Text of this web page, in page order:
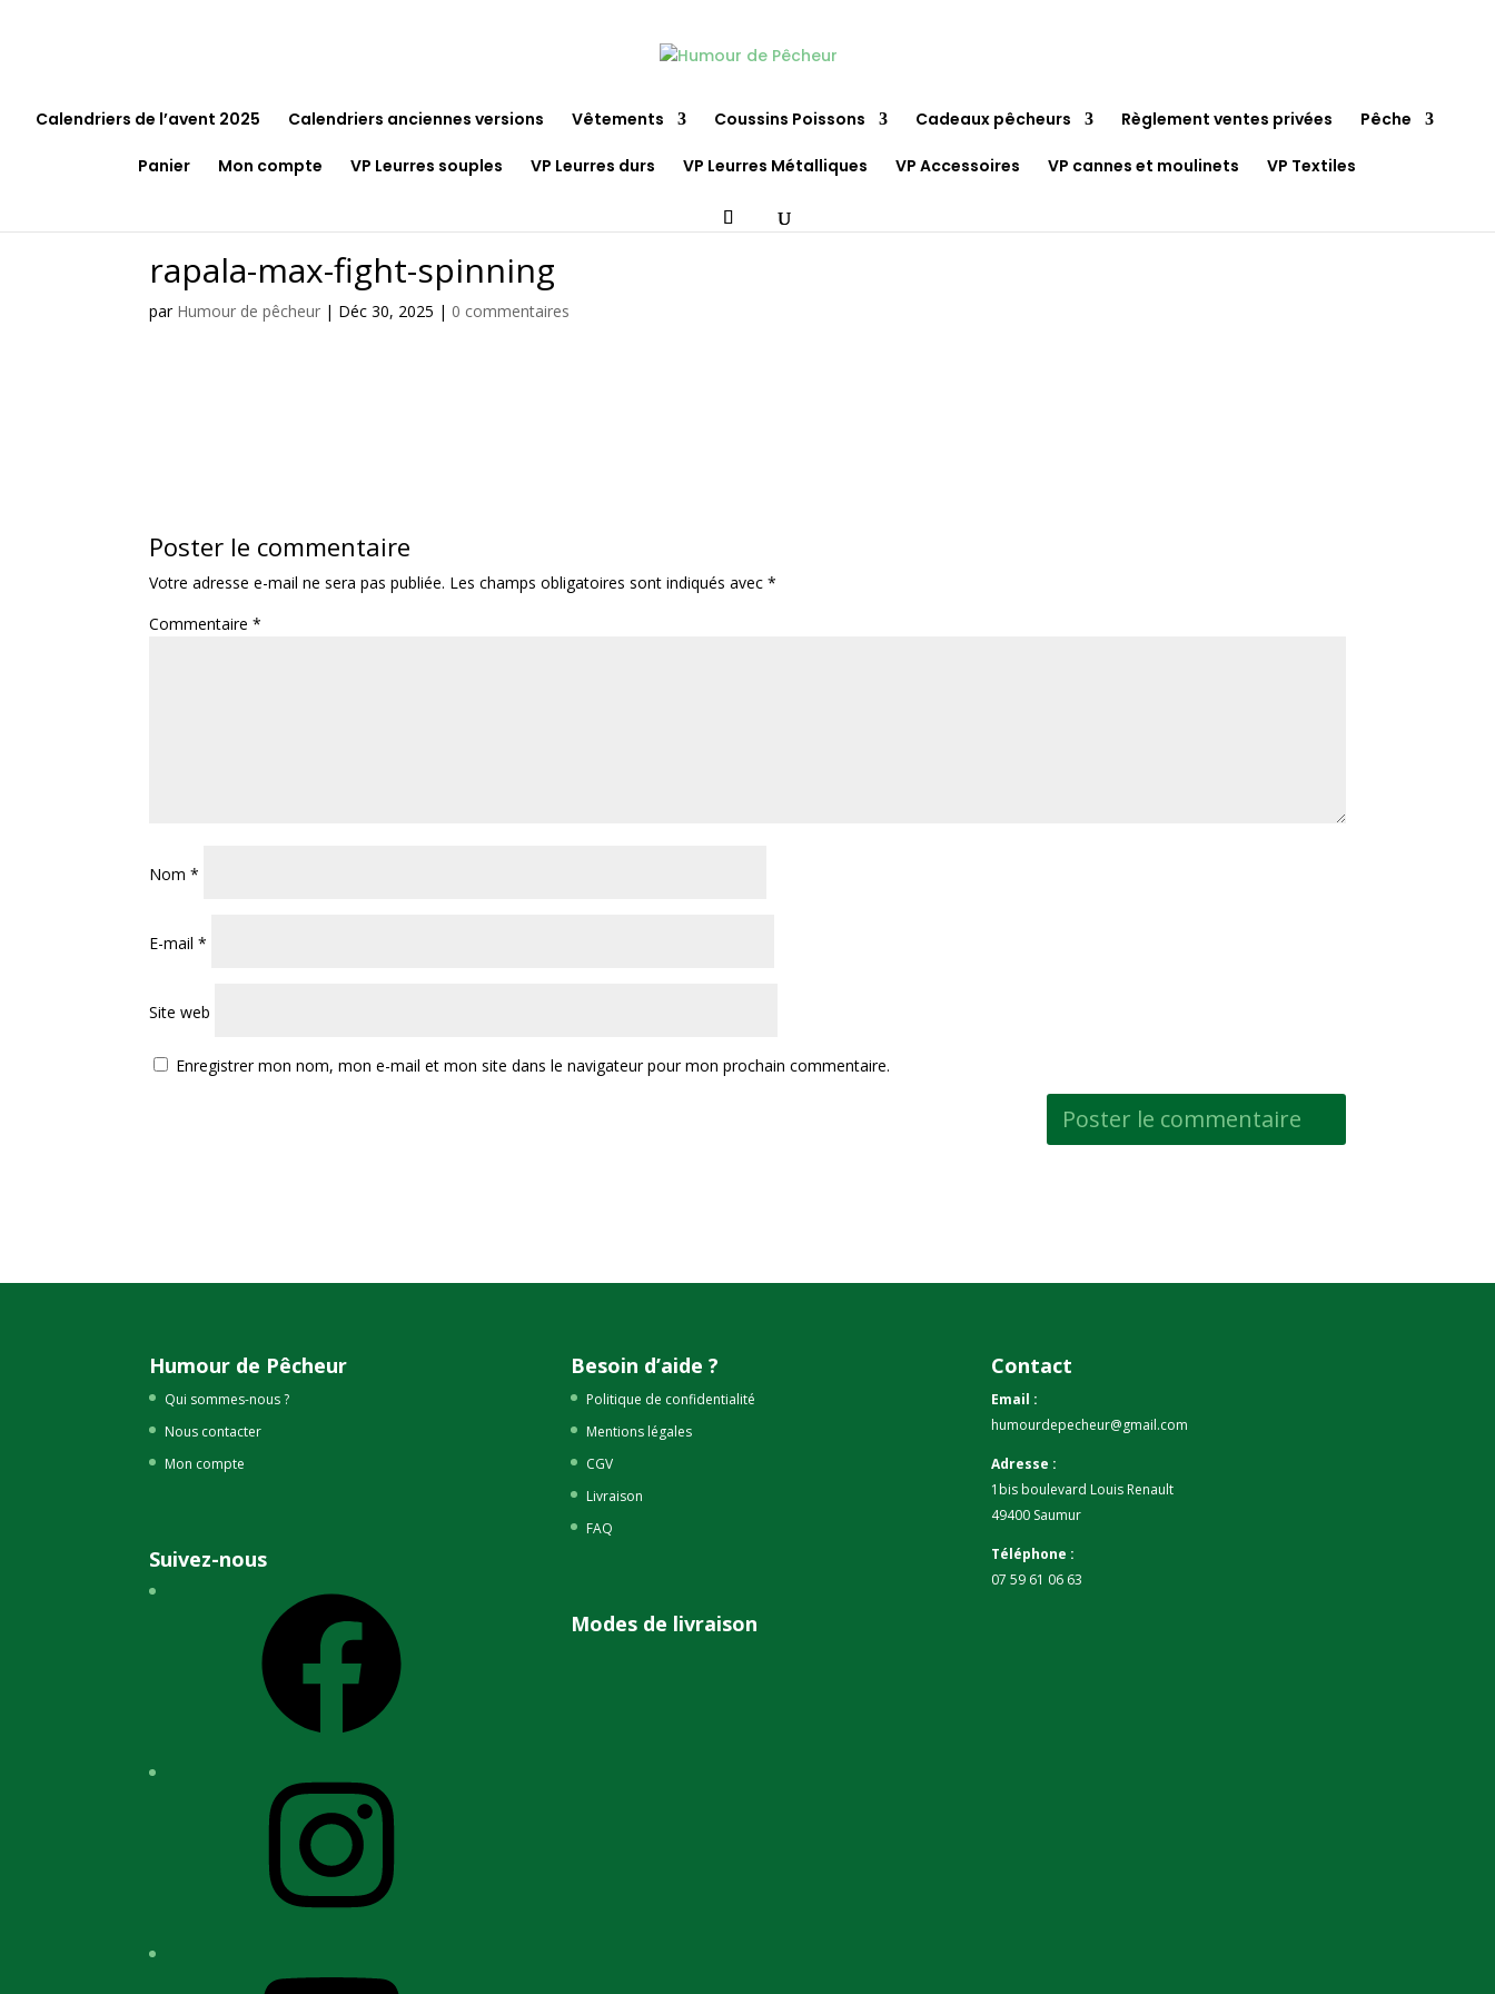
Calendriers de l’avent 2025 Calendriers anciennes versions Vêtements Coussins Poissons Cadeaux pêcheurs Règlement ventes privées Pêche
Panier Mon compte VP Leurres souples VP Leurres durs VP Leurres Métalliques VP Accessoires VP cannes et moulinets VP Textiles
rapala-max-fight-spinning
par Humour de pêcheur | Déc 30, 2025 | 0 commentaires
Poster le commentaire
Votre adresse e-mail ne sera pas publiée. Les champs obligatoires sont indiqués avec*
Commentaire*
Nom*
E-mail*
Site web
Enregistrer mon nom, mon e-mail et mon site dans le navigateur pour mon prochain commentaire.
Humour de Pêcheur
Qui sommes-nous ?
Nous contacter
Mon compte
Suivez-nous
Besoin d’aide ?
Politique de confidentialité
Mentions légales
CGV
Livraison
FAQ
Modes de livraison
Contact
Email :
humourdepecheur@gmail.com
Adresse :
1bis boulevard Louis Renault
49400 Saumur
Téléphone :
07 59 61 06 63